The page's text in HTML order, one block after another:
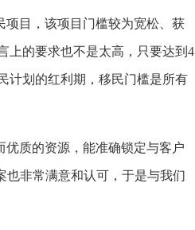
目，该项目门槛较为宽松、获
上的要求也不是太高，只要达到4
计划的红利期，移民门槛是所有
质的资源，能准确锁定与客户
也非常满意和认可，于是与我们